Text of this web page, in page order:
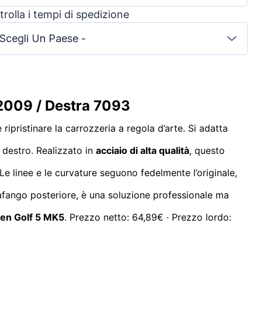
i tempi di spedizione
Un Paese -
/ Destra 7093
la carrozzeria a regola d’arte. Si adatta
Realizzato in acciaio di alta qualità, questo
linee e le curvature seguono fedelmente l’originale,
posteriore, è una soluzione professionale ma
Golf 5 MK5. Prezzo netto: 64,89€ · Prezzo lordo: